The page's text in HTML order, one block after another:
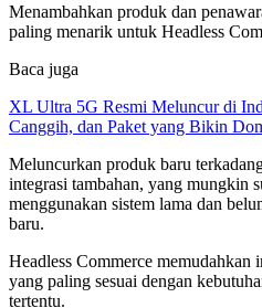
Menambahkan produk dan
paling menarik untuk Headless
Baca juga
XL Ultra 5G Resmi Meluncur di
Canggih, dan Paket yang Bikin
Meluncurkan produk baru
integrasi tambahan, yang mungkin
menggunakan sistem lama dan
baru.
Headless Commerce memudahkan
yang paling sesuai dengan
tertentu.